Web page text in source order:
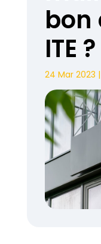
bon
ITE ?
24 Mar 2023 |